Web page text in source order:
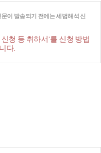
이 발송되기 전에는 세법해석 신
청 등 취하서'를 신청 방법
다.